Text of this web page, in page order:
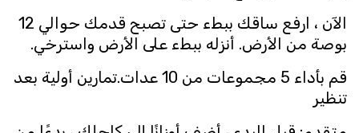
الآن ، ارفع ساقك ببطء حتى تصبح قدمك حوالي 12
بوصة من الأرض. أنزله ببطء على الأرض واسترخي.
قم بأداء 5 مجموعات من 10 عدات.تمارين أولية بعد
تنظير